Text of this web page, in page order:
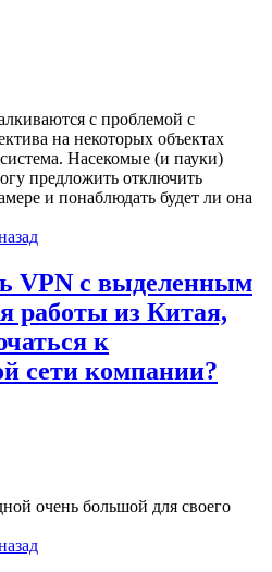
с проблемой с
на некоторых объектах
Насекомые (и пауки)
предложить отключить
и понаблюдать будет ли она
VPN с выделенным
работы из Китая,
к
сети компании?
очень большой для своего